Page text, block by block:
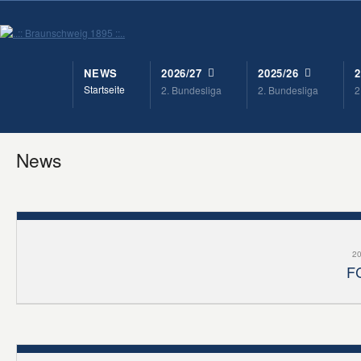
NEWS
Startseite
2026/27
2. Bundesliga
2025/26
2. Bundesliga
News